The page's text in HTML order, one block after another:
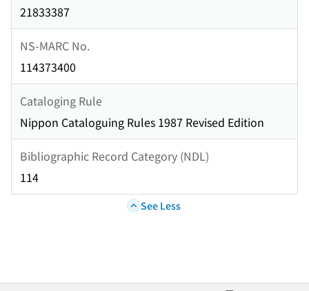
21833387
NS-MARC No.
114373400
Cataloging Rule
Nippon Cataloguing Rules 1987 Revised Edition
Bibliographic Record Category (NDL)
114
See Less